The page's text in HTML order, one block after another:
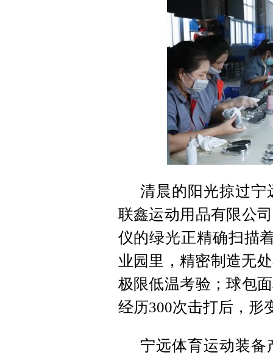
清晨的阳光掠过宁
联鑫运动用品有限公
仪的绿光正精确扫描
业园里，精密制造无
极限低温考验；球包
经历300次击打后，形
宁远体育运动装备